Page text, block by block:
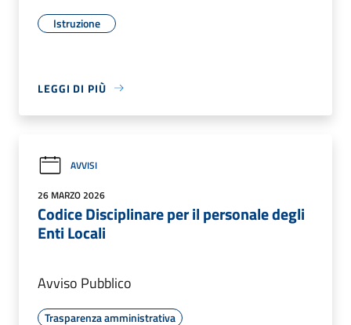
Istruzione
LEGGI DI PIÙ
AVVISI
26 MARZO 2026
Codice Disciplinare per il personale degli
Enti Locali
Avviso Pubblico
Trasparenza amministrativa